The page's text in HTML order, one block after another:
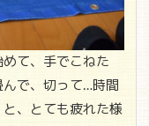
て、手でこねた
んで、切って…時間
、とても疲れた様